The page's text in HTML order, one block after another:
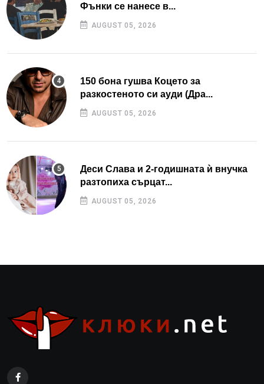
Фънки се нанесе в...
AUGUST 05, 2026
150 бона гушва Коцето за
разкостеното си ауди (Дра...
AUGUST 05, 2026
Деси Слава и 2-годишната ѝ внучка
разтопиха сърцат...
AUGUST 05, 2026